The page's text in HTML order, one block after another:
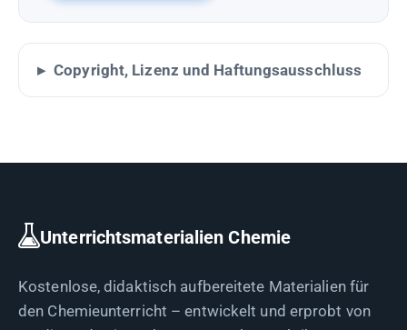
Copyright, Lizenz und Haftungsausschluss
Unterrichtsmaterialien Chemie
Kostenlose, didaktisch aufbereitete Materialien für
den Chemieunterricht – entwickelt und erprobt von